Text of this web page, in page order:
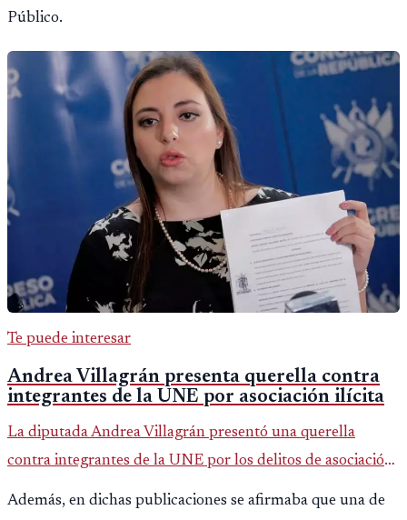
Público.
Te puede interesar
Andrea Villagrán presenta querella contra
integrantes de la UNE por asociación ilícita
La diputada Andrea Villagrán presentó una querella
contra integrantes de la UNE por los delitos de asociación
ilícita, terrorismo y sedición.
Además, en dichas publicaciones se afirmaba que una de